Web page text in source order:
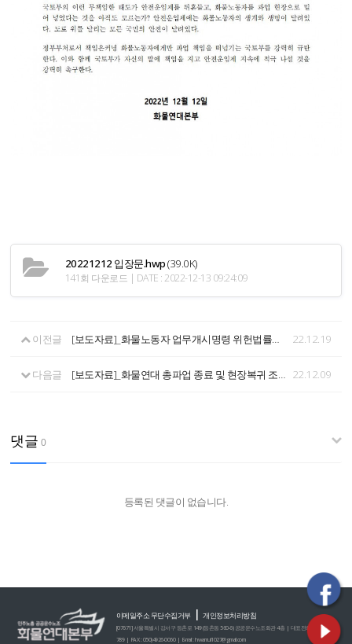
20221212 입장문.hwp(39.0K)
141회 다운로드 | DATE : 2022-12-13 09:24:09
이전글 [보도자료]_화물노동자 업무개시명령 위헌법률심판제청 신청 기자회견 22.12.19
다음글 [보도자료]_화물연대 총파업 종료 및 현장복귀 조합원 투표 가결 22.12.09
댓글 0
등록된 댓글이 없습니다.
이메일주소 무단수집거부|개인정보처리방침
[07671] 서울특별시 강서구 등촌로 149 (등촌동 560-6) 공공운수노조회관 4층 | 대표전화 : 02)2635-0
789 | FAX : 050)4926-0060 | E-mail : hwamul1027@gmail.com